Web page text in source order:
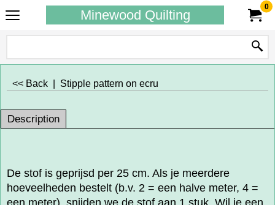
Minewood Quilting
0
<< Back Stipple pattern on ecru
Description
De stof is geprijsd per 25 cm. Als je meerdere
hoeveelheden bestelt (b.v. 2 = een halve meter, 4 =